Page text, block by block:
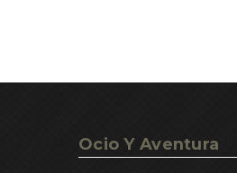
Ocio Y Aventura